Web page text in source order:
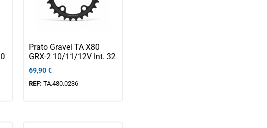
Prato Gravel TA X80
GRX-2 10/11/12V Int. 32
69,90€
REF: TA.480.0236